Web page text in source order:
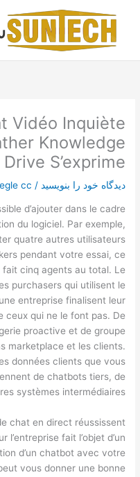
Vidéo Inquiète
Knowledge
S’exprime !
دیدگاه‌ خود را بنویسید /
cc
d’ajouter dans le cadre
du logiciel. Par exemple,
quatre autres utilisateurs
pendant votre essai, ce
cinq agents au total. Le
purchasers qui utilisent le
entreprise finalisent leur
ceux qui ne le font pas. De
proactive et de groupe
marketplace et les clients.
données clients que vous
de chatbots tiers, de
systèmes intermédiaires.
chat en direct réussissent
l’entreprise fait l’objet d’un
d’un chatbot avec votre
vous donner une bonne